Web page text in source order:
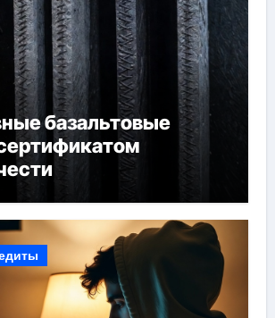
базальтовые